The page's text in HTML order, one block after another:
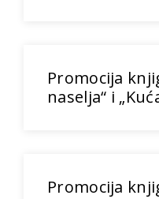
Promocija
naselja“ i
Promocija